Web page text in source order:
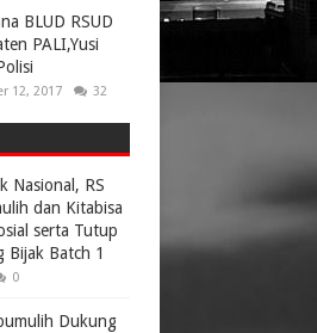
BLUD RSUD
PALI,Yusi
12, 2017 32
Nasional, RS
dan Kitabisa
serta Tutup
Bijak Batch 1
0
Dukung